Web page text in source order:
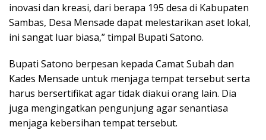
inovasi dan kreasi, dari berapa 195 desa di Kabupaten
Sambas, Desa Mensade dapat melestarikan aset lokal,
ini sangat luar biasa,” timpal Bupati Satono.
Bupati Satono berpesan kepada Camat Subah dan
Kades Mensade untuk menjaga tempat tersebut serta
harus bersertifikat agar tidak diakui orang lain. Dia
juga mengingatkan pengunjung agar senantiasa
menjaga kebersihan tempat tersebut.